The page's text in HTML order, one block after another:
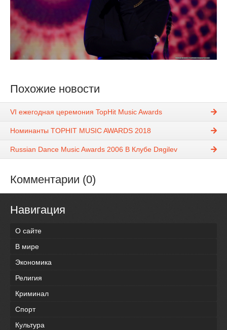
Похожие новости
VI ежегодная церемония TopHit Music Awards
Номинанты TOPHIT MUSIC AWARDS 2018
Russian Dance Music Awards 2006 В Клубе Dяgilev
Комментарии (0)
Навигация
О сайте
В мире
Экономика
Религия
Криминал
Спорт
Культура